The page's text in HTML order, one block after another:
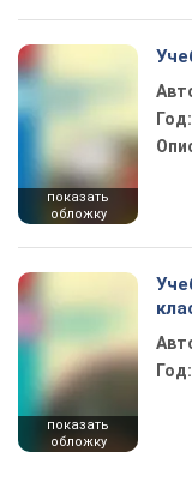
показать
обложку
Год:
показать
обложку
Год: